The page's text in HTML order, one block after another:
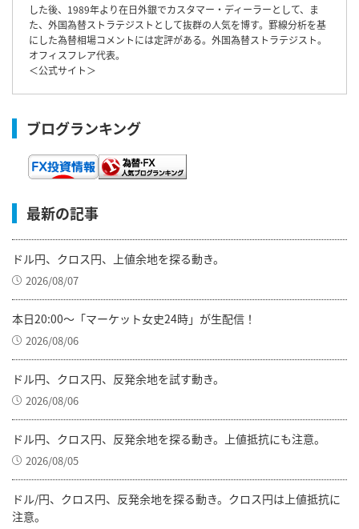
した後、1989年より在日外銀でカスタマー・ディーラーとして、ま
た、外国為替ストラテジストとして抜群の人気を博す。罫線分析を基
にした為替相場コメントには定評がある。外国為替ストラテジスト。
オフィスフレア代表。
＜公式サイト＞
ブログランキング
最新の記事
ドル円、クロス円、上値余地を探る動き。
2026/08/07
本日20:00～「マーケット女史24時」が生配信！
2026/08/06
ドル円、クロス円、反発余地を試す動き。
2026/08/06
ドル円、クロス円、反発余地を探る動き。上値抵抗にも注意。
2026/08/05
ドル/円、クロス円、反発余地を探る動き。クロス円は上値抵抗に
注意。